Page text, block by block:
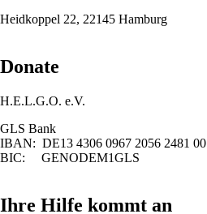
Heidkoppel 22, 22145 Hamburg
Donate
H.E.L.G.O. e.V.
GLS Bank
IBAN: DE13 4306 0967 2056 2481 00
BIC: GENODEM1GLS
Ihre Hilfe kommt an